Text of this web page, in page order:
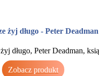
żyj długo - Peter Deadman
Zobacz produkt